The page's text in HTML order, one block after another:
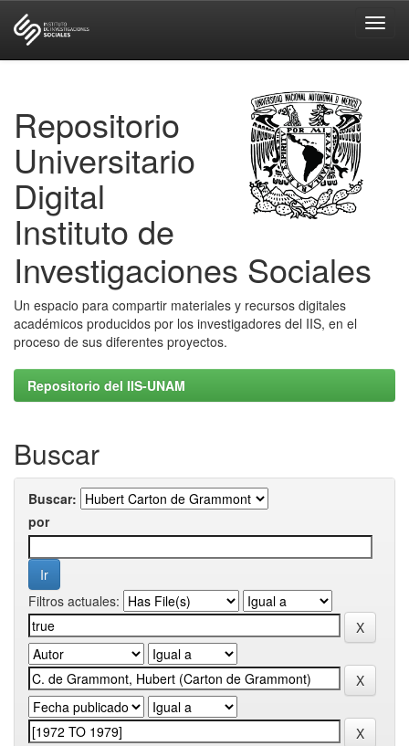
Repositorio
Universitario
Digital
Instituto de
Investigaciones Sociales
Un espacio para compartir materiales y recursos digitales
académicos producidos por los investigadores del IIS, en el
proceso de sus diferentes proyectos.
Repositorio del IIS-UNAM
Buscar
Buscar:
por
Filtros actuales: